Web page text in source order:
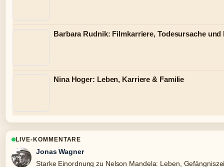
Barbara Rudnik: Filmkarriere, Todesursache und
Nina Hoger: Leben, Karriere & Familie
LIVE-KOMMENTARE
Jonas Wagner
Starke Einordnung zu Nelson Mandela: Leben,